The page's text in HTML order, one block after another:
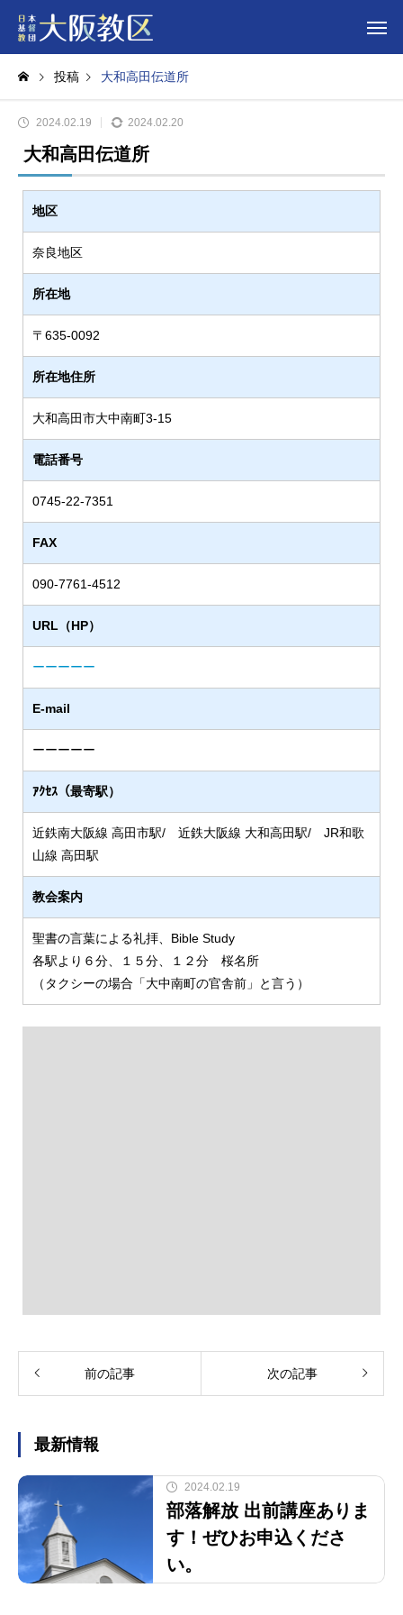
投稿 大和高田伝道所
2024.02.19 2024.02.20
大和高田伝道所
地区
奈良地区
所在地
〒635-0092
所在地住所
大和高田市大中南町3-15
電話番号
0745-22-7351
FAX
090-7761-4512
URL（HP）
ーーーーー
E-mail
ーーーーー
ｱｸｾｽ（最寄駅）
近鉄南大阪線 高田市駅/ 近鉄大阪線 大和高田駅/ JR和歌
山線 高田駅
教会案内
聖書の言葉による礼拝、Bible Study
各駅より６分、１５分、１２分 桜名所
（タクシーの場合「大中南町の官舎前」と言う）
前の記事 次の記事
最新情報
2024.02.19
部落解放 出前講座ありま
す！ぜひお申込くださ
い。